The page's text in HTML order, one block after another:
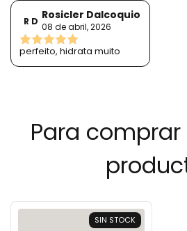
R D Rosicler Dalcoquio
08 de abril, 2026
perfeito, hidrata muito
Para
SIN STOCK